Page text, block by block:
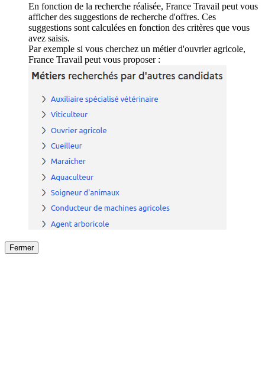
En fonction de la recherche réalisée, France Travail peut vous
afficher des suggestions de recherche d'offres. Ces
suggestions sont calculées en fonction des critères que vous
avez saisis.
Par exemple si vous cherchez un métier d'ouvrier agricole,
France Travail peut vous proposer :
Fermer